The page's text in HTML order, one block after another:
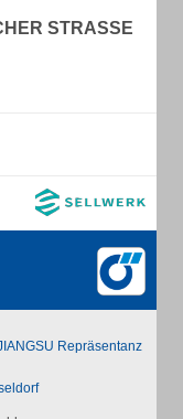
STRASSE
Repräsentanz